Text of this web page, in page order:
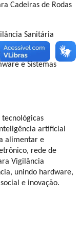
Cadeiras de Rodas
Sanitária
e Sistemas
tecnológicas
artificial
alimentar e
rede de
Vigilância
unindo hardware,
e inovação.